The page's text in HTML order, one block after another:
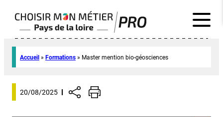
Accueil » Formations » Master mention bio-géosciences
20/08/2025